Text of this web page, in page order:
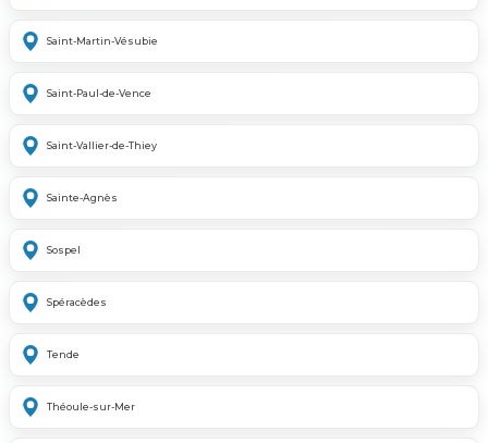
Saint-Martin-Vésubie
Saint-Paul-de-Vence
Saint-Vallier-de-Thiey
Sainte-Agnès
Sospel
Spéracèdes
Tende
Théoule-sur-Mer